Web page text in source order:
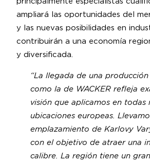
ampliará las oportunidades del
y las nuevas posibilidades en
contribuirán a una economía
y diversificada.
“La llegada de una
como la de WACKER refleja
visión que aplicamos en todas
ubicaciones europeas.
emplazamiento de Karlovy
con el objetivo de atraer una
calibre. La región tiene un